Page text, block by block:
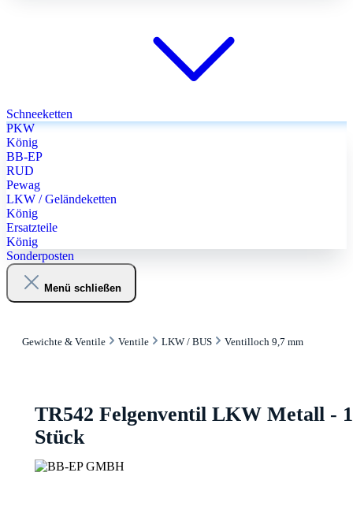
Schneeketten
PKW
König
BB-EP
RUD
Pewag
LKW / Geländeketten
König
Ersatzteile
König
Sonderposten
Menü schließen
Gewichte & Ventile Ventile LKW / BUS Ventilloch 9,7 mm
TR542 Felgenventil LKW Metall - 1
Stück